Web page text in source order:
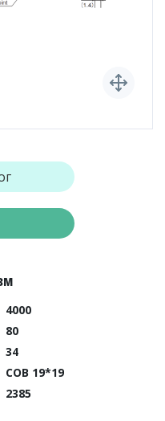
4000
80
34
COB 19*19
2385